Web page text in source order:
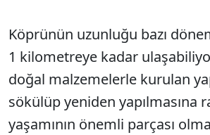
Köprünün uzunluğu bazı
1 kilometreye kadar
doğal malzemelerle kurulan
sökülüp yeniden yapılmasına
yaşamının önemli parçası